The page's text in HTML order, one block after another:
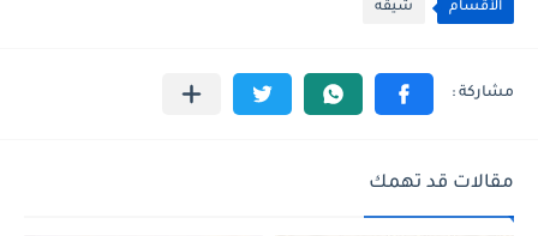
الأقسام شيقه
مقالات قد تهمك